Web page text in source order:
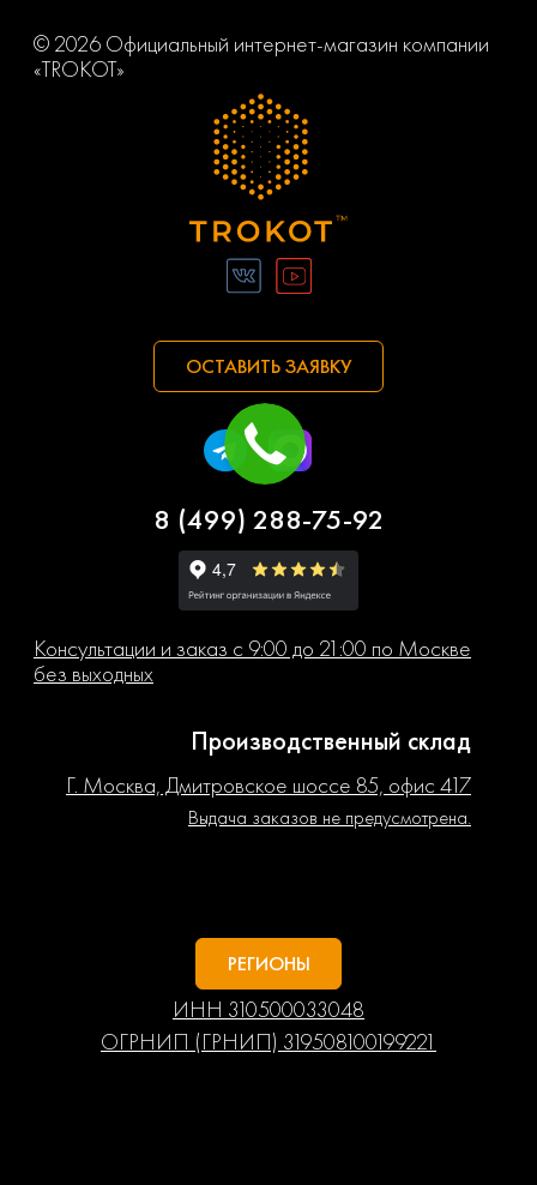
© 2026 Официальный интернет-магазин компании
«TROKOT»
ОСТАВИТЬ ЗАЯВКУ
8 (499) 288-75-92
Консультации и заказ с 9:00 до 21:00 по Москве
без выходных
Производственный склад
Г. Москва, Дмитровское шоссе 85, офис 417
Выдача заказов не предусмотрена.
РЕГИОНЫ
ИНН 310500033048
ОГРНИП (ГРНИП) 319508100199221